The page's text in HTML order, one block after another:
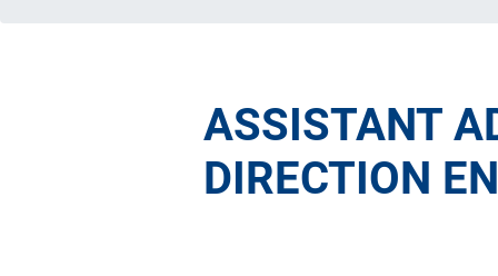
ASSISTANT
DIRECTION